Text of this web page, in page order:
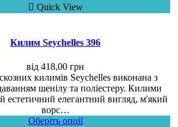
Quick View
Килим Seychelles 396
від 418,00 грн
килимів Seychelles виконана з
шенілу та поліестеру. Килими
естетичний елегантний вигляд, м'який
ворс…
Оберіть опції